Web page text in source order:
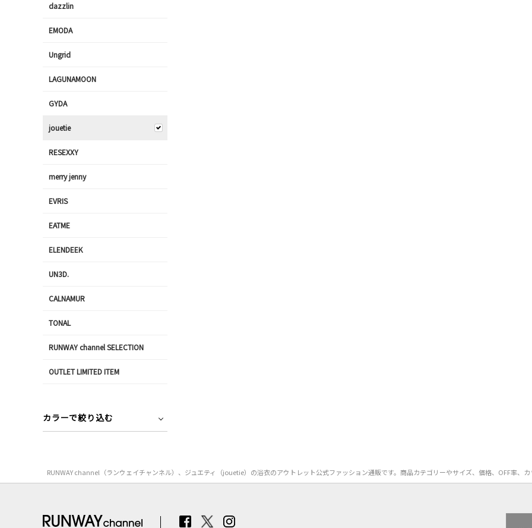
dazzlin
EMODA
Ungrid
LAGUNAMOON
GYDA
jouetie
RESEXXY
merry jenny
EVRIS
EATME
ELENDEEK
UN3D.
CALNAMUR
TONAL
RUNWAY channel SELECTION
OUTLET LIMITED ITEM
カラーで絞り込む
RUNWAY channel（ランウェイチャンネル）、ジュエティ（jouetie）の浴衣のアウトレット公式ファッション通販です。商品カテゴリーやサイズ、価格、OFF率、